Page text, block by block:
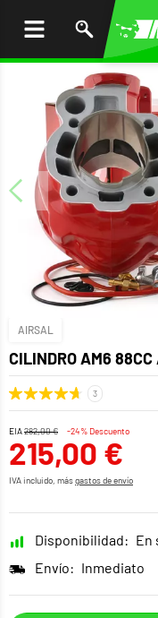
AIRSAL
CILINDRO AM6
EIA282,00 € -24% Descuento
215,00 €
IVA incluido, másgastos de envío
Disponibilidad: En
Envío: Inmediato